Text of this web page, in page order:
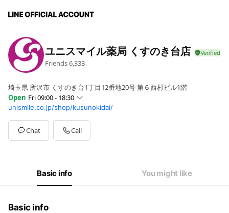
ユニスマイル薬局 くすのき台店
Friends6,333
埼玉県 所沢市 くすのき台1丁目12番地20号 第６西村ビル1階
Open Fri 09:00 - 18:30
SunClosed
Mon09:00 - 18:30
Tue09:00 - 18:30
Wed09:00 - 18:30
09:00 - 18:00
日曜・祝日休業
unismile.co.jp/shop/kusunokidai/
Chat Call
Basic info You might like
Basic info